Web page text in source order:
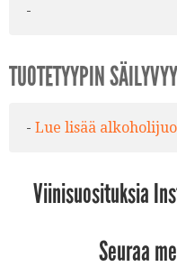
-
TUOTETYYPIN
- Lue lisää
Viinisuosituksia
Seuraa